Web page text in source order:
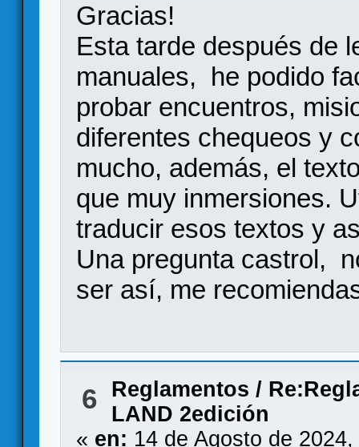
Gracias!
Esta tarde después de
manuales, he podido
probar encuentros,
diferentes chequeos y
mucho, además, el
que muy inmersiones.
traducir esos textos y
Una pregunta castrol,
ser así, me
6 Reglamentos /
LAND 2edición
« en: 14 de Agosto de